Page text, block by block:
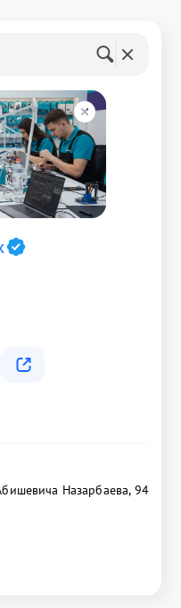
Назарбаева, 94